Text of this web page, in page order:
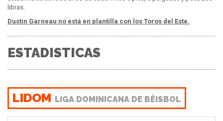
libras.
Dustin Garneau no está en plantilla con los Toros del Este.
ESTADISTICAS
LIDOM LIGA DOMINICANA DE BÉISBOL